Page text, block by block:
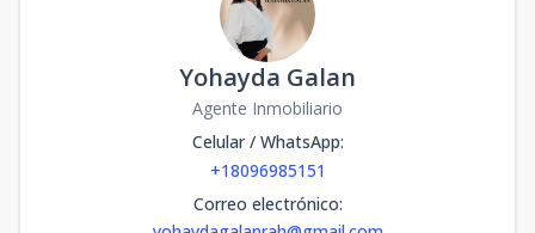
Yohayda Galan
Agente Inmobiliario
Celular / WhatsApp:
+18096985151
Correo electrónico: